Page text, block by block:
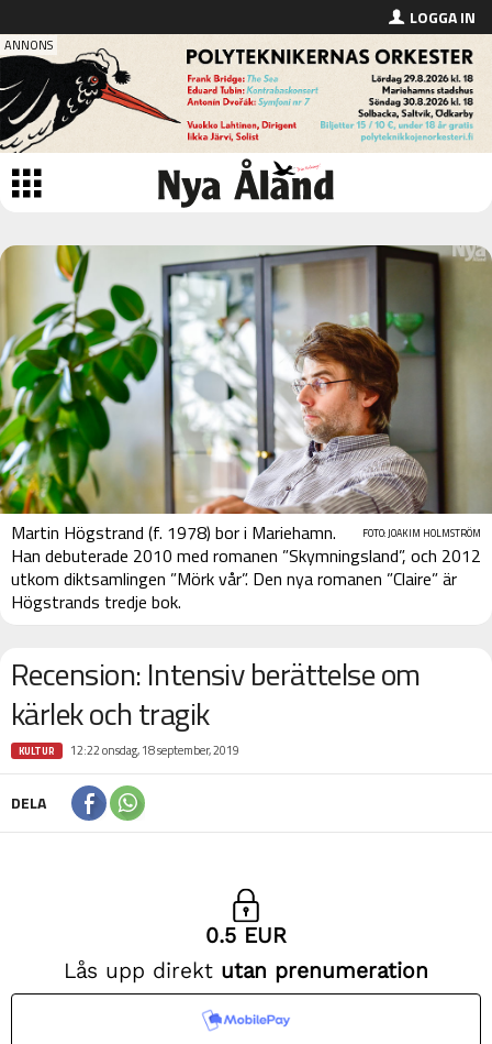
LOGGA IN
FOTO: JOAKIM HOLMSTRÖM
Martin Högstrand (f. 1978) bor i Mariehamn.
Han debuterade 2010 med romanen ”Skymningsland”, och 2012
utkom diktsamlingen ”Mörk vår”. Den nya romanen ”Claire” är
Högstrands tredje bok.
Recension: Intensiv berättelse om
kärlek och tragik
KULTUR 12:22 onsdag, 18 september, 2019
DELA